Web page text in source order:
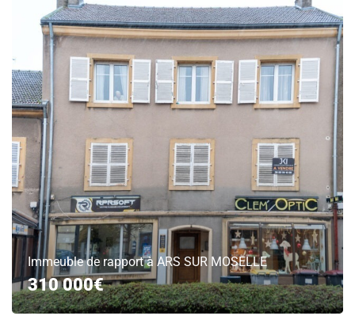
Immeuble de rapport à ARS SUR MOSELLE
310 000€